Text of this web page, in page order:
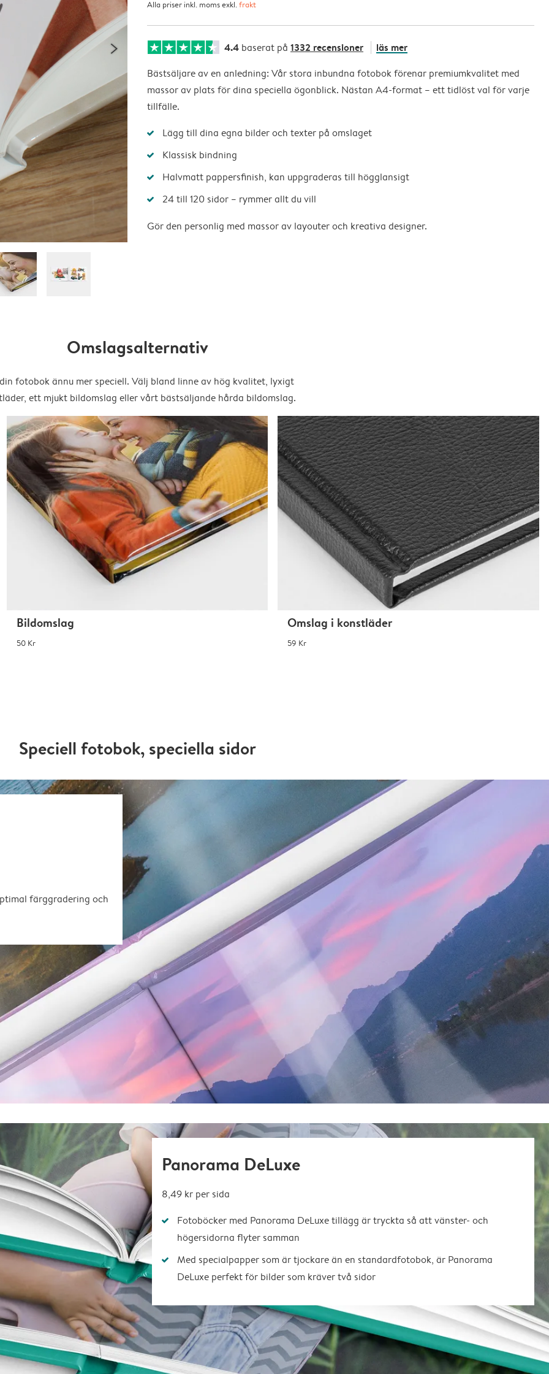
Alla priser inkl. moms exkl.frakt
4.4 baserat på 1332 recensioner läs mer
Bästsäljare av en anledning: Vår stora inbundna fotobok förenar premiumkvalitet med
massor av plats för dina speciella ögonblick. Nästan A4-format – ett tidlöst val för varje
tillfälle.
Lägg till dina egna bilder och texter på omslaget
Klassisk bindning
Halvmatt pappersfinish, kan uppgraderas till högglansigt
24 till 120 sidor – rymmer allt du vill
Gör den personlig med massor av layouter och kreativa designer.
Omslagsalternativ
fotobok ännu mer speciell. Välj bland linne av hög kvalitet, lyxigt
ett mjukt bildomslag eller vårt bästsäljande hårda bildomslag.
Bildomslag
50 Kr
Omslag i konstläder
59 Kr
Speciell fotobok, speciella sidor
färggradering och
Panorama DeLuxe
8,49 kr per sida
Fotoböcker med Panorama DeLuxe tillägg är tryckta så att vänster- och
högersidorna flyter samman
Med specialpapper som är tjockare än en standardfotobok, är Panorama
DeLuxe perfekt för bilder som kräver två sidor